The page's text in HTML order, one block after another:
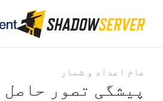
عام اعداد و شمار
پیشگی تصور حاصل